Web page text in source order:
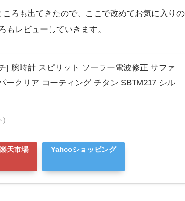
ろも出てきたので、ここで改めてお気に入りの
もレビューしていきます。
] 腕時計 スピリット ソーラー電波修正 サファ
ークリア コーティング チタン SBTM217 シル
)
楽天市場 Yahooショッピング